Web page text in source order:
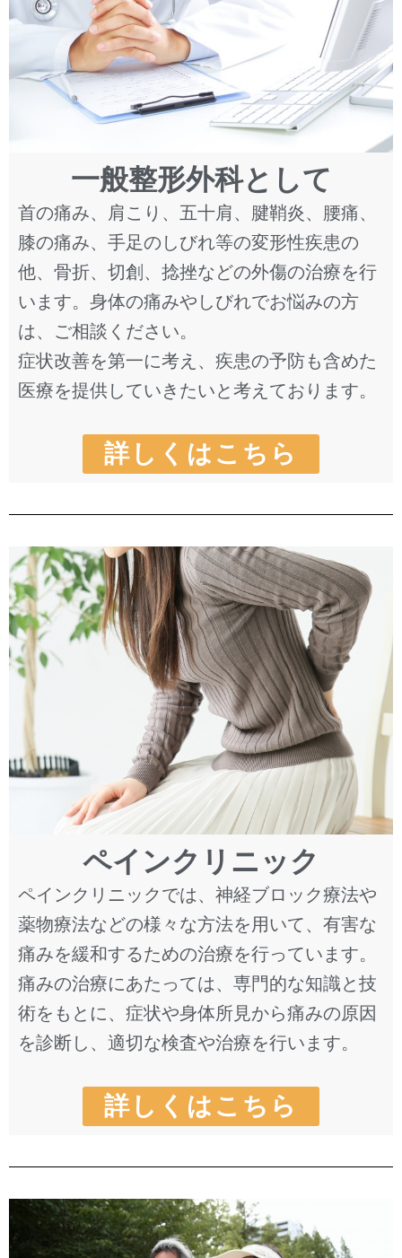
一般整形外科として
首の痛み、肩こり、五十肩、腱鞘炎、腰痛、
膝の痛み、手足のしびれ等の変形性疾患の
他、骨折、切創、捻挫などの外傷の治療を行
います。身体の痛みやしびれでお悩みの方
は、ご相談ください。
症状改善を第一に考え、疾患の予防も含めた
医療を提供していきたいと考えております。
詳しくはこちら
ペインクリニック
ペインクリニックでは、神経ブロック療法や
薬物療法などの様々な方法を用いて、有害な
痛みを緩和するための治療を行っています。
痛みの治療にあたっては、専門的な知識と技
術をもとに、症状や身体所見から痛みの原因
を診断し、適切な検査や治療を行います。
詳しくはこちら